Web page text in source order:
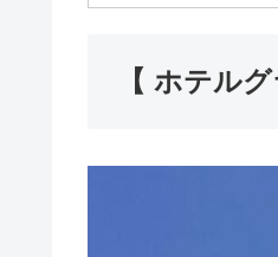
【 ホテル